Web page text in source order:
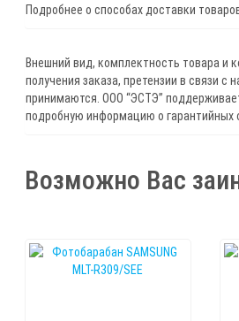
Подробнее о способах доставки
Внешний вид, комплектность товара и
получения заказа, претензии в связи
принимаются. ООО “ЭСТЭ”
подробную информацию о гарантийных
Возможно Вас